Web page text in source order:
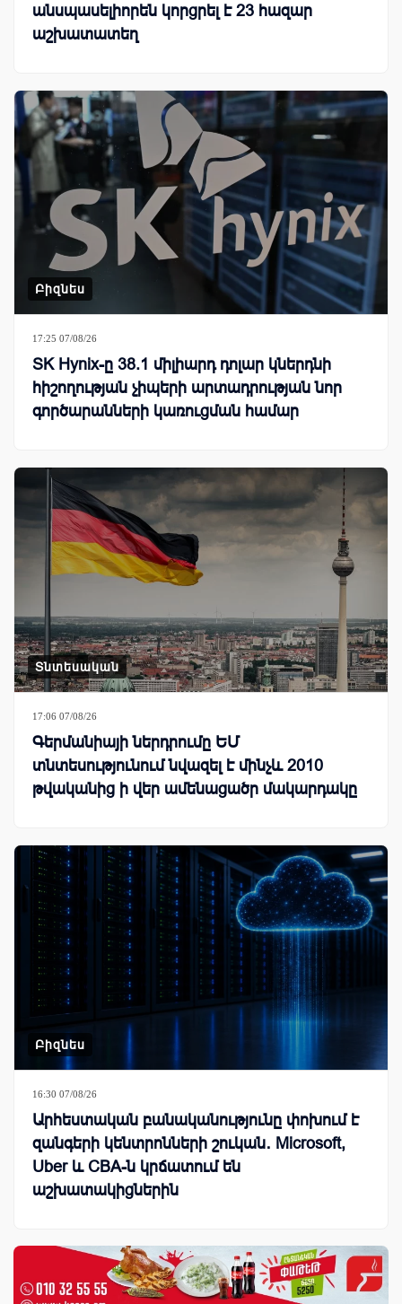
անսպասելիորեն կորցրել է 23 հազար
աշխատատեղ
Բիզնես
17:25 07/08/26
SK Hynix-ը 38.1 միլիարդ դոլար կներդնի
հիշողության չիպերի արտադրության նոր
գործարանների կառուցման համար
Տնտեսական
17:06 07/08/26
Գերմանիայի ներդրումը ԵՄ
տնտեսությունում նվազել է մինչև 2010
թվականից ի վեր ամենացածր մակարդակը
Բիզնես
16:30 07/08/26
Արհեստական բանականությունը փոխում է
զանգերի կենտրոնների շուկան․ Microsoft,
Uber և CBA-ն կրճատում են
աշխատակիցներին